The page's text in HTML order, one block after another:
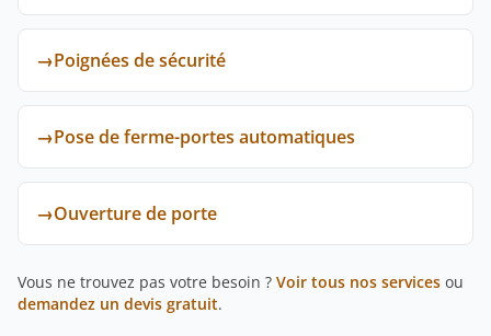
→Poignées de sécurité
→Pose de ferme-portes automatiques
→Ouverture de porte
Vous ne trouvez pas votre besoin ? Voir tous nos services ou
demandez un devis gratuit.